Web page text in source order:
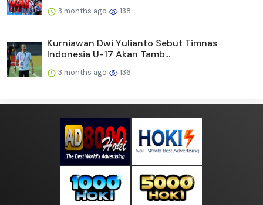
3 months ago 138
Kurniawan Dwi Yulianto Sebut Timnas
Indonesia U-17 Akan Tamb...
3 months ago 136